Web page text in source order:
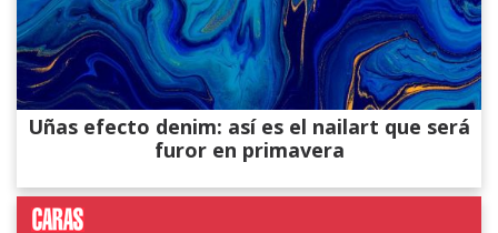
Uñas efecto denim: así es el nailart que será
furor en primavera